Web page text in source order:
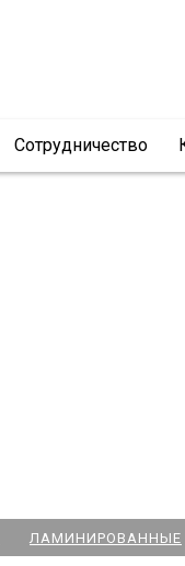
Сотрудничество
ЛАМИНИРОВАННЫЕ